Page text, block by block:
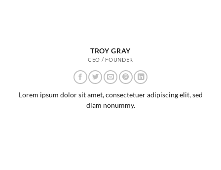
TROY GRAY
CEO / FOUNDER
Lorem ipsum dolor sit amet, consectetuer adipiscing elit, sed
diam nonummy.